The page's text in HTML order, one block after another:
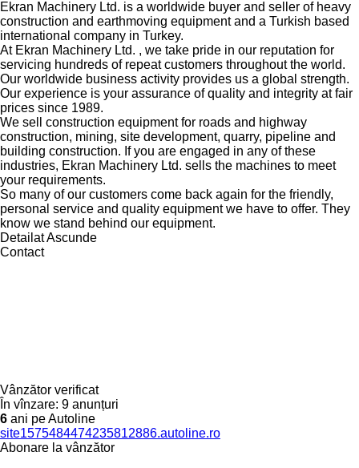
Ekran Machinery Ltd. is a worldwide buyer and seller of heavy
construction and earthmoving equipment and a Turkish based
international company in Turkey.
At Ekran Machinery Ltd. , we take pride in our reputation for
servicing hundreds of repeat customers throughout the world.
Our worldwide business activity provides us a global strength.
Our experience is your assurance of quality and integrity at fair
prices since 1989.
We sell construction equipment for roads and highway
construction, mining, site development, quarry, pipeline and
building construction. If you are engaged in any of these
industries, Ekran Machinery Ltd. sells the machines to meet
your requirements.
So many of our customers come back again for the friendly,
personal service and quality equipment we have to offer. They
know we stand behind our equipment.
DetailatAscunde
Contact
Vânzător verificat
În vînzare: 9 anunțuri
6 ani pe Autoline
site1575484474235812886.autoline.ro
Abonare la vânzător